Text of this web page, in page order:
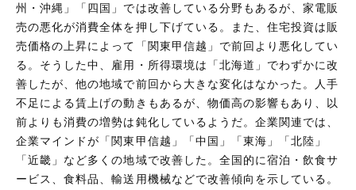
州・沖縄」「四国」では改善している分野もあるが、家電販
売の悪化が消費全体を押し下げている。また、住宅投資は販
売価格の上昇によって「関東甲信越」で前回より悪化してい
る。そうした中、雇用・所得環境は「北海道」でわずかに改
善したが、他の地域で前回から大きな変化はなかった。人手
不足による賃上げの動きもあるが、物価高の影響もあり、以
前よりも消費の増勢は鈍化しているようだ。企業関連では、
企業マインドが「関東甲信越」「中国」「東海」「北陸」
「近畿」など多くの地域で改善した。全国的に宿泊・飲食サ
ービス、食料品、輸送用機械などで改善傾向を示している。